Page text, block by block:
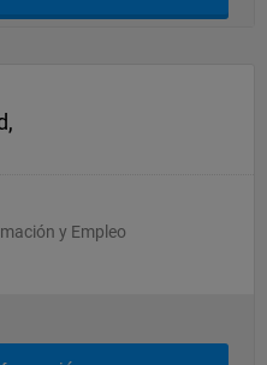
y Empleo